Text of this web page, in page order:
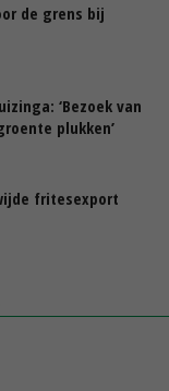
de grens bij
‘Bezoek van
plukken’
fritesexport